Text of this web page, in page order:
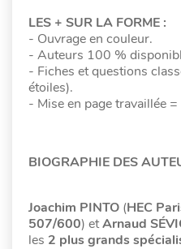
LES + SUR LA FORME :
- Ouvrage en couleur.
- Auteurs 100 %
- Fiches et questions
étoiles).
- Mise en page travaillée
BIOGRAPHIE DES
Joachim PINTO (HEC
507/600) etArnaud
les 2 plus grands